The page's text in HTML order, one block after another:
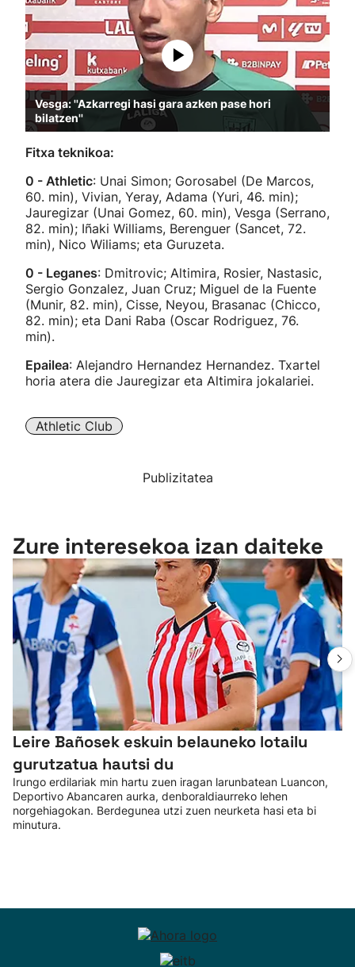
Vesga: ''Azkarregi hasi gara azken pase hori
bilatzen''
Fitxa teknikoa:
0 - Athletic: Unai Simon; Gorosabel (De Marcos,
60. min), Vivian, Yeray, Adama (Yuri, 46. min);
Jauregizar (Unai Gomez, 60. min), Vesga (Serrano,
82. min); Iñaki Williams, Berenguer (Sancet, 72.
min), Nico Wiliams; eta Guruzeta.
0 - Leganes: Dmitrovic; Altimira, Rosier, Nastasic,
Sergio Gonzalez, Juan Cruz; Miguel de la Fuente
(Munir, 82. min), Cisse, Neyou, Brasanac (Chicco,
82. min); eta Dani Raba (Oscar Rodriguez, 76.
min).
Epailea: Alejandro Hernandez Hernandez. Txartel
horia atera die Jauregizar eta Altimira jokalariei.
Athletic Club
Publizitatea
Zure interesekoa izan daiteke
Leire Bañosek eskuin belauneko lotailu
gurutzatua hautsi du
Irungo erdilariak min hartu zuen iragan larunbatean Luancon,
Deportivo Abancaren aurka, denboraldiaurreko lehen
norgehiagokan. Berdegunea utzi zuen neurketa hasi eta bi
minutura.